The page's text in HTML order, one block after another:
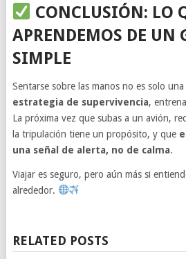
CONCLUSIÓN: LO
APRENDEMOS DE UN
SIMPLE
Sentarse sobre las manos no es solo
estrategia de supervivencia,
La próxima vez que subas a un avión,
la tripulación tiene un propósito, y que
una señal de alerta, no de calma.
Viajar es seguro, pero aún más si
alrededor.
RELATED POSTS